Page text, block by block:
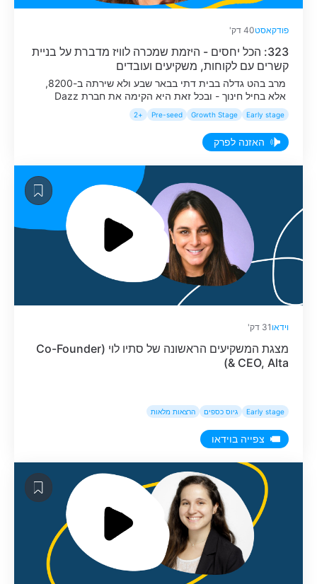
פודקאסט40 דק'
323: הכל יחסים - היזמת שמכרה לוויז מדברת על בניית
קשרים עם לקוחות, משקיעים ועובדים
מרב בהט גדלה בבית דתי בבאר שבע ולא שירתה ב-8200,
אלא בחיל חינוך - ובכל זאת היא הקימה את חברת Dazz
שנמכרה ל-Wiz תמורת 450 מיליון דולר. בפרק שהוקלט
באירוע לייב, מרב מספרת איך בנתה חברה מאפס - כמובן
בזכות עבודה קשה וכישרון, אבל גם בזכות היכולת שלה לקרוא
את המפה ולבנות מערכות יחסים טובות. היא מסבירה שבין
Early stage
Growth Stage
Pre-seed
+2
האזנה לפרק
וידאו 31 דק'
מצגת המשקיעים הראשונה של סתיו לוי (Co-Founder
& CEO, Alta)
Early stage גיוס כספים הרצאות מלאות
צפייה בוידאו